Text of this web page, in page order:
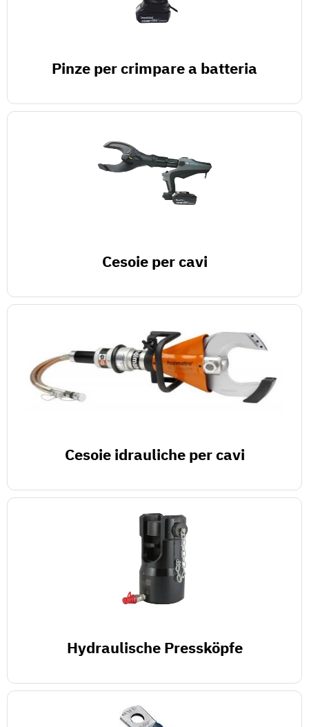
Pinze per crimpare a batteria
Cesoie per cavi
Cesoie idrauliche per cavi
Hydraulische Pressköpfe